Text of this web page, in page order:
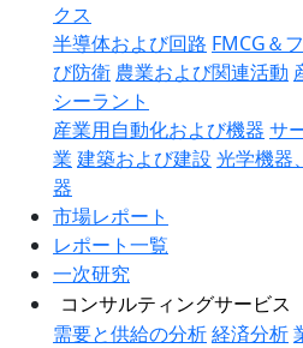
クス
半導体および回路 FMCG＆
び防衛 農業および関連活動
シーラント
産業用自動化および機器 サ
業 建築および建設 光学機器
器
市場レポート
レポート一覧
一次研究
コンサルティングサービス
需要と供給の分析経済分析